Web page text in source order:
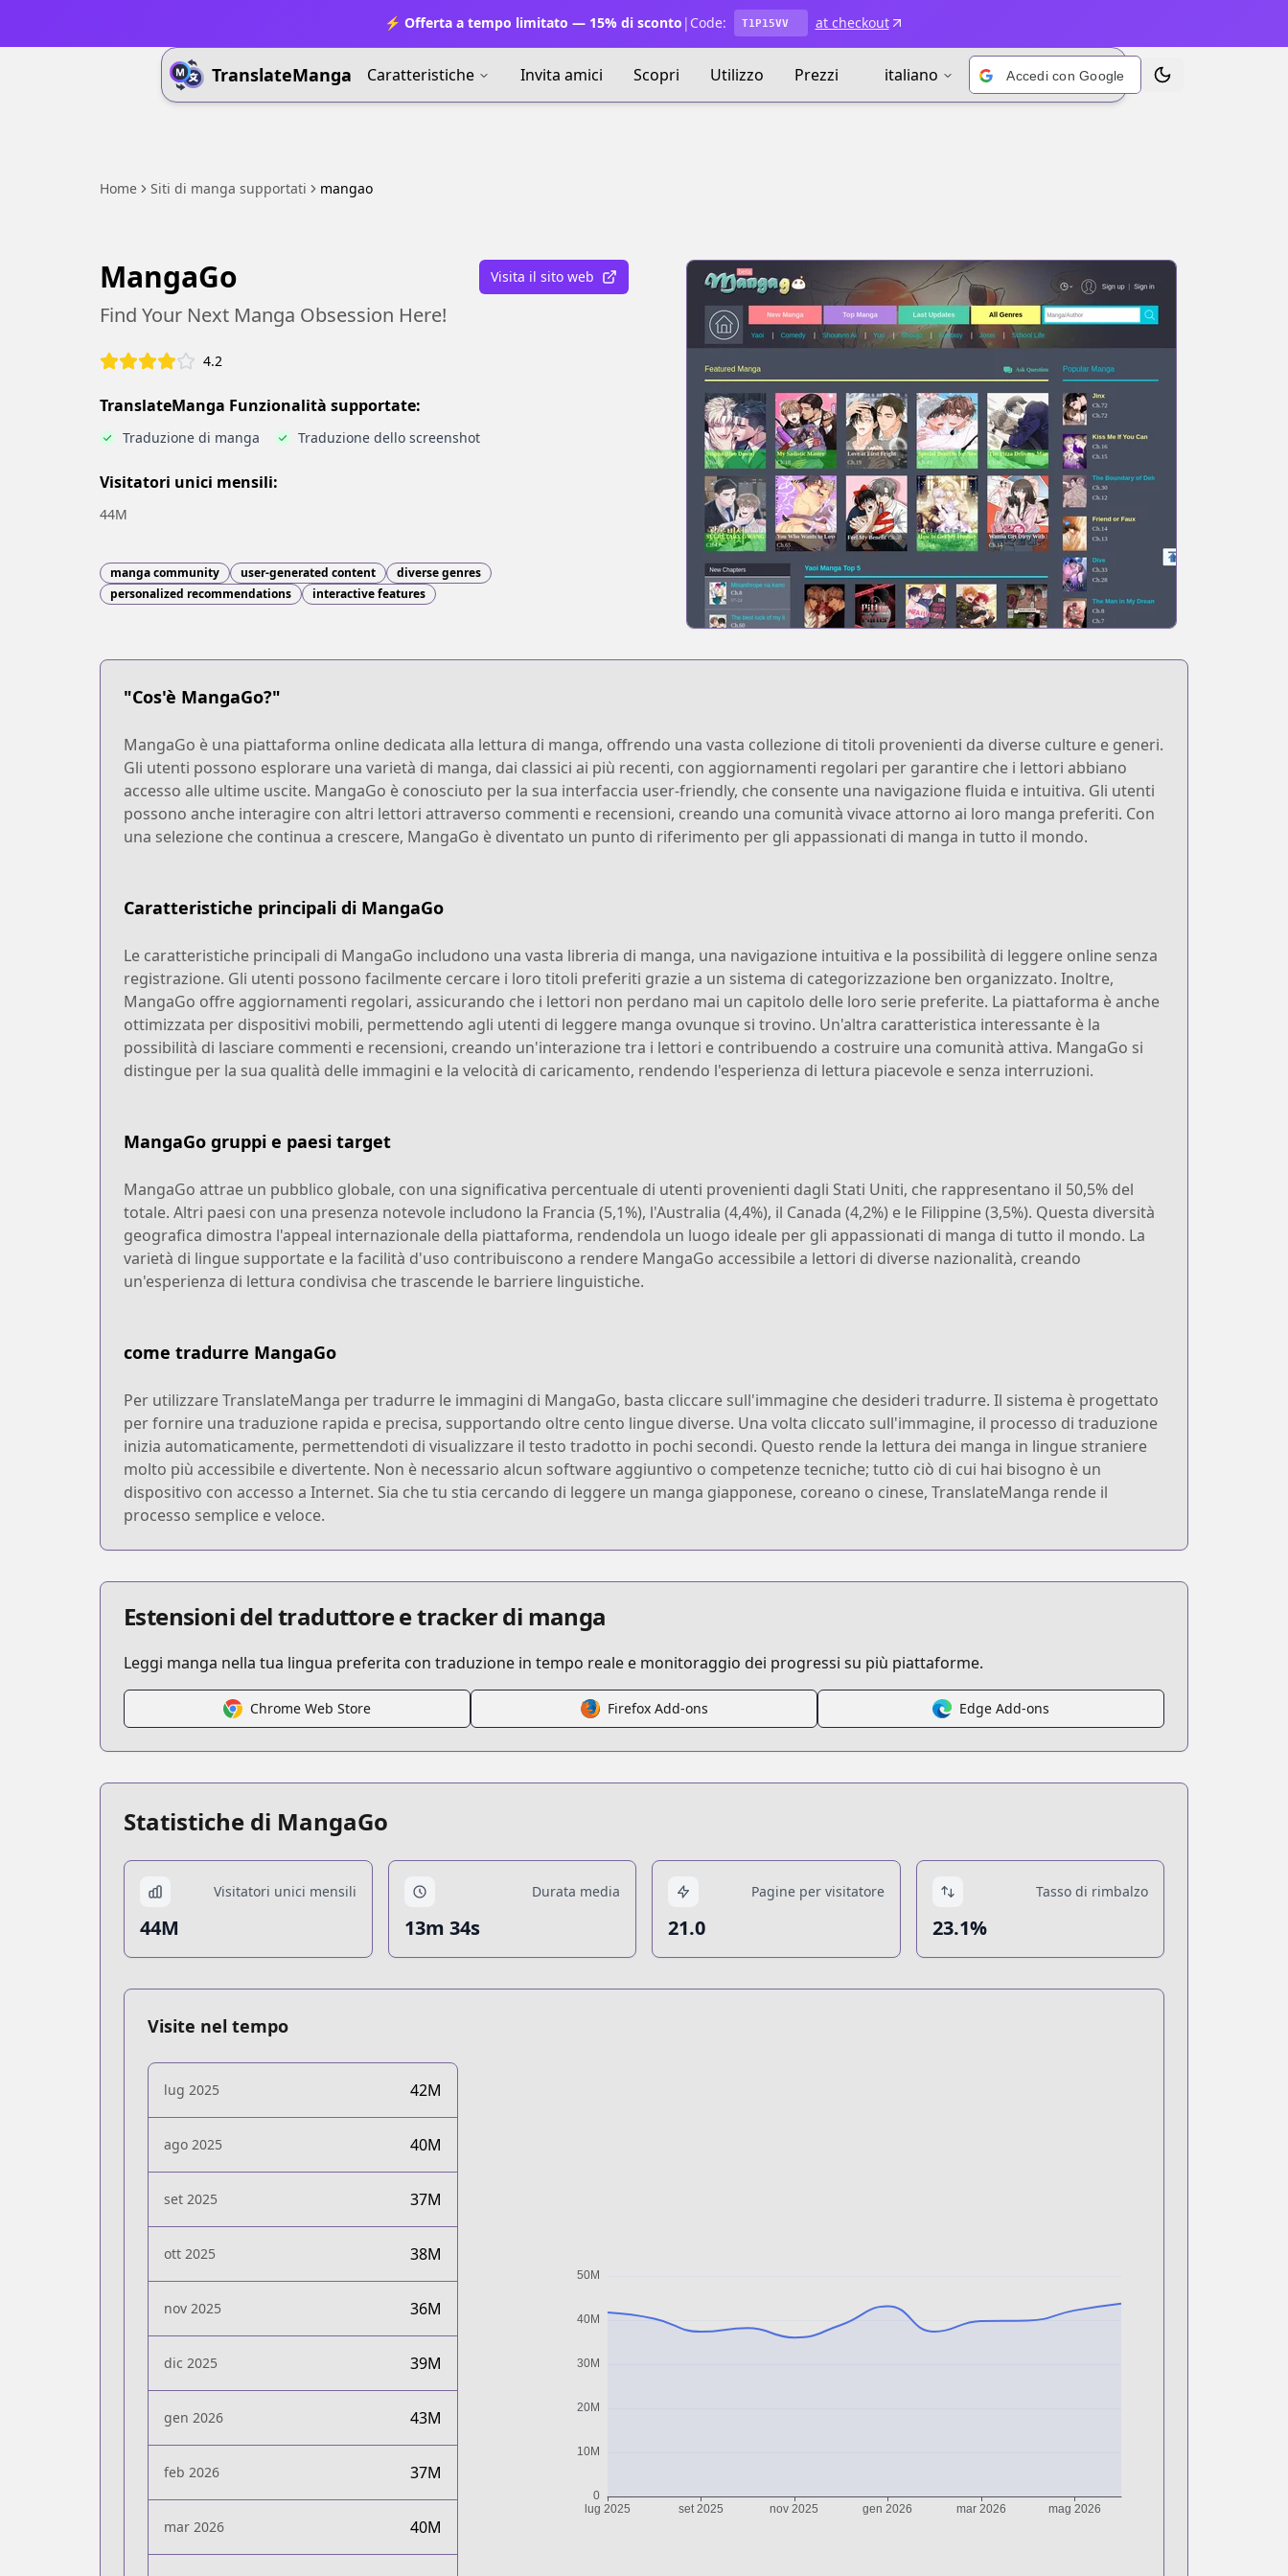
⚡ Offerta a tempo limitato — 15% di sconto | Code: T1P15VV at checkout
TranslateManga Caratteristiche Invita amici Scopri Utilizzo Prezzi italiano Accedi con Google Alterna tema
Home Siti di manga supportati mangao
MangaGo Visita il sito web
Find Your Next Manga Obsession Here!
4.2
TranslateManga Funzionalità supportate:
Traduzione di manga Traduzione dello screenshot
Visitatori unici mensili:
44M
manga community user-generated content
diverse genres
personalized recommendations
interactive features
"Cos'è MangaGo?"
MangaGo è una piattaforma online dedicata alla lettura di manga, offrendo una vasta collezione di titoli provenienti da diverse culture e generi.
Gli utenti possono esplorare una varietà di manga, dai classici ai più recenti, con aggiornamenti regolari per garantire che i lettori abbiano
accesso alle ultime uscite. MangaGo è conosciuto per la sua interfaccia user-friendly, che consente una navigazione fluida e intuitiva. Gli utenti
possono anche interagire con altri lettori attraverso commenti e recensioni, creando una comunità vivace attorno ai loro manga preferiti. Con
una selezione che continua a crescere, MangaGo è diventato un punto di riferimento per gli appassionati di manga in tutto il mondo.
Caratteristiche principali di MangaGo
Le caratteristiche principali di MangaGo includono una vasta libreria di manga, una navigazione intuitiva e la possibilità di leggere online senza
registrazione. Gli utenti possono facilmente cercare i loro titoli preferiti grazie a un sistema di categorizzazione ben organizzato. Inoltre,
MangaGo offre aggiornamenti regolari, assicurando che i lettori non perdano mai un capitolo delle loro serie preferite. La piattaforma è anche
ottimizzata per dispositivi mobili, permettendo agli utenti di leggere manga ovunque si trovino. Un'altra caratteristica interessante è la
possibilità di lasciare commenti e recensioni, creando un'interazione tra i lettori e contribuendo a costruire una comunità attiva. MangaGo si
distingue per la sua qualità delle immagini e la velocità di caricamento, rendendo l'esperienza di lettura piacevole e senza interruzioni.
MangaGo gruppi e paesi target
MangaGo attrae un pubblico globale, con una significativa percentuale di utenti provenienti dagli Stati Uniti, che rappresentano il 50,5% del
totale. Altri paesi con una presenza notevole includono la Francia (5,1%), l'Australia (4,4%), il Canada (4,2%) e le Filippine (3,5%). Questa diversità
geografica dimostra l'appeal internazionale della piattaforma, rendendola un luogo ideale per gli appassionati di manga di tutto il mondo. La
varietà di lingue supportate e la facilità d'uso contribuiscono a rendere MangaGo accessibile a lettori di diverse nazionalità, creando
un'esperienza di lettura condivisa che trascende le barriere linguistiche.
come tradurre MangaGo
Per utilizzare TranslateManga per tradurre le immagini di MangaGo, basta cliccare sull'immagine che desideri tradurre. Il sistema è progettato
per fornire una traduzione rapida e precisa, supportando oltre cento lingue diverse. Una volta cliccato sull'immagine, il processo di traduzione
inizia automaticamente, permettendoti di visualizzare il testo tradotto in pochi secondi. Questo rende la lettura dei manga in lingue straniere
molto più accessibile e divertente. Non è necessario alcun software aggiuntivo o competenze tecniche; tutto ciò di cui hai bisogno è un
dispositivo con accesso a Internet. Sia che tu stia cercando di leggere un manga giapponese, coreano o cinese, TranslateManga rende il
processo semplice e veloce.
Estensioni del traduttore e tracker di manga
Leggi manga nella tua lingua preferita con traduzione in tempo reale e monitoraggio dei progressi su più piattaforme.
Chrome Web Store Firefox Add-ons Edge Add-ons
Statistiche di MangaGo
Visitatori unici mensili
44M
Durata media
13m 34s
Pagine per visitatore
21.0
Tasso di rimbalzo
23.1%
Visite nel tempo
lug 2025 42M
ago 2025 40M
set 2025 37M
ott 2025 38M
nov 2025 36M
dic 2025 39M
gen 2026 43M
feb 2026 37M
mar 2026 40M